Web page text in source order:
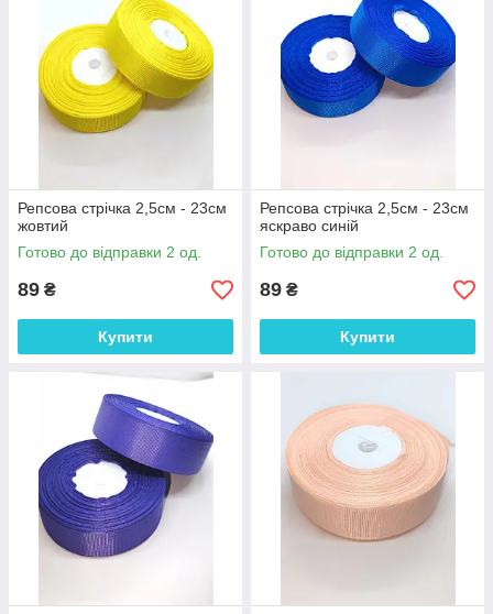
Репсова стрічка 2,5см - 23см
жовтий
Готово до відправки 2 од.
89 ₴
Купити
Репсова стрічка 2,5см - 23см
яскраво синій
Готово до відправки 2 од.
89 ₴
Купити